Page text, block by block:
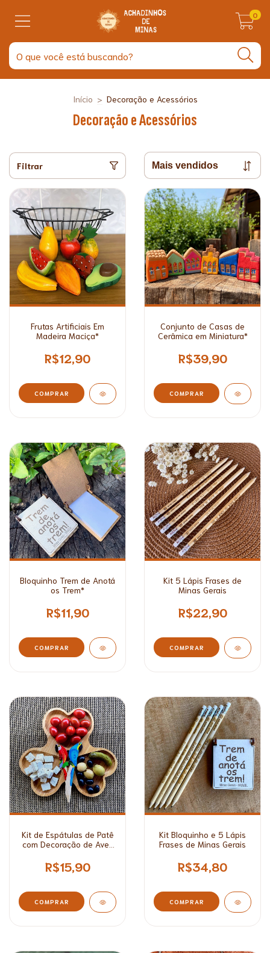
0
Início > Decoração e Acessórios
Decoração e Acessórios
Filtrar
Frutas Artificiais Em
Madeira Maciça*
R$12,90
COMPRAR
Conjunto de Casas de
Cerâmica em Miniatura*
R$39,90
Bloquinho Trem de Anotá
os Trem*
R$11,90
Kit 5 Lápis Frases de
Minas Gerais
R$22,90
Kit de Espátulas de Patê
com Decoração de Aves
R$15,90
COMPRAR
Kit Bloquinho e 5 Lápis
Frases de Minas Gerais
R$34,80